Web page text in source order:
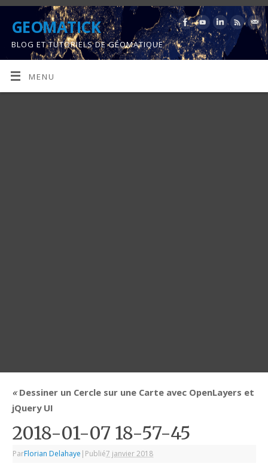
GEOMATICK
BLOG ET TUTORIELS DE GÉOMATIQUE
MENU
«Dessiner un Cercle sur une Carte avec OpenLayers et
jQuery UI
2018-01-07 18-57-45
ParFlorian Delahaye | Publié7 janvier 2018